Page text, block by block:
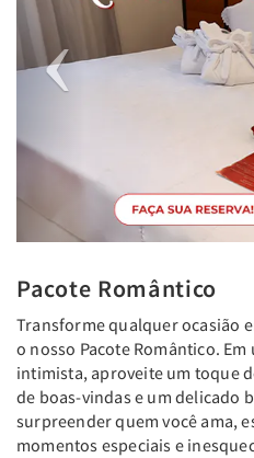
Pacote Romântico
Transforme qualquer ocasião
o nosso Pacote Romântico.
intimista, aproveite um toque
de boas-vindas e um delicado
surpreender quem você ama,
momentos especiais e